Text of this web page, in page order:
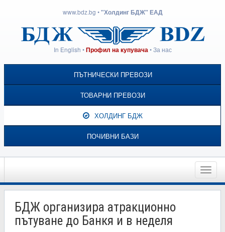
www.bdz.bg •"Холдинг БДЖ" ЕАД
In English •Профил на купувача •За нас
ПЪТНИЧЕСКИ ПРЕВОЗИ
ТОВАРНИ ПРЕВОЗИ
ХОЛДИНГ БДЖ
ПОЧИВНИ БАЗИ
Toggle
БДЖ организира атракционно
пътуване до Банкя и в неделя